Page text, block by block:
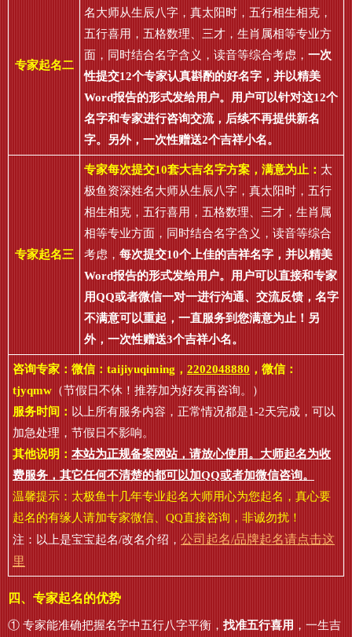
专家起名二
名大师从生辰八字，真太阳时，五行相生相克，
五行喜用，五格数理、三才，生肖属相等专业方
面，同时结合名字含义，读音等综合考虑， 一次
性提交12个专家认真斟酌的好名字，并以精美
Word报告的形式发给用户。用户可以针对这12个
名字和专家进行咨询交流，后续不再提供新名
字。另外，一次性赠送2个吉祥小名。
专家起名三
专家每次提交10套大吉名字方案，满意为止： 太
极鱼资深姓名大师从生辰八字，真太阳时，五行
相生相克，五行喜用，五格数理、三才，生肖属
相等专业方面，同时结合名字含义，读音等综合
考虑， 每次提交10个上佳的吉祥名字，并以精美
Word报告的形式发给用户。用户可以直接和专家
用QQ或者微信一对一进行沟通、交流反馈，名字
不满意可以重起，一直服务到您满意为止！另
外，一次性赠送3个吉祥小名。
咨询专家：微信： taijiyuqiming ， 2202048880 ，微信：
tjyqmw （节假日不休！推荐加为好友再咨询。）
服务时间： 以上所有服务内容，正常情况都是1-2天完成，可以
加急处理，节假日不影响。
其他说明： 本站为正规备案网站，请放心使用。大师起名为收
费服务，其它任何不清楚的都可以加QQ或者加微信咨询。
温馨提示：太极鱼十几年专业起名大师用心为您起名，真心要
起名的有缘人请加专家微信、QQ直接咨询，非诚勿扰！
注：以上是宝宝起名/改名介绍， 公司起名/品牌起名请点击这
里
四、专家起名的优势
① 专家能准确把握名字中五行八字平衡， 找准五行喜用 ，一生吉